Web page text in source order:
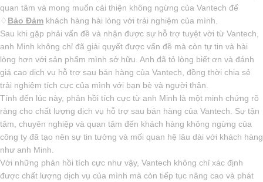
quan tâm và mong muốn cải thiện không ngừng của Vantech để
♢ Bảo Đảm khách hàng hài lòng với trải nghiệm của mình.
Sau khi gặp phải vấn đề và nhận được sự hỗ trợ tuyệt vời từ Vantech,
anh Minh không chỉ đã giải quyết được vấn đề mà còn tự tin và hài
lòng hơn với sản phẩm mình sở hữu. Anh đã tỏ lòng biết ơn và đánh
giá cao dịch vụ hỗ trợ sau bán hàng của Vantech, đồng thời chia sẻ
trải nghiệm tích cực của mình với bạn bè và người thân.
Tính đến lúc này, phản hồi tích cực từ anh Minh là một minh chứng rõ
ràng cho chất lượng dịch vụ hỗ trợ sau bán hàng của Vantech. Sự tận
tâm, chuyên nghiệp và quan tâm đến khách hàng không ngừng của
công ty đã tạo nên sự tin tưởng và mối quan hệ lâu dài với khách hàng
như anh Minh.
Với những phản hồi tích cực như vậy, Vantech không chỉ xác định
được chất lượng dịch vụ của mình mà còn tiếp tục nâng cao và phát